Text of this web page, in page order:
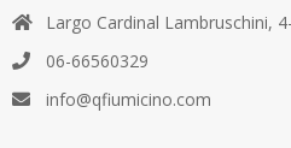
Largo Cardinal Lambruschini,
06-66560329
info@qfiumicino.com